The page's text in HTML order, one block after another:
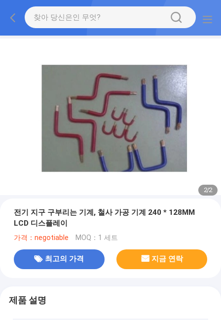
2/2
전기 지구 구부리는 기계, 철사 가공 기계 240 * 128MM
LCD 디스플레이
가격：negotiable MOQ：1 세트
최고의 가격 지금 연락
제품 설명